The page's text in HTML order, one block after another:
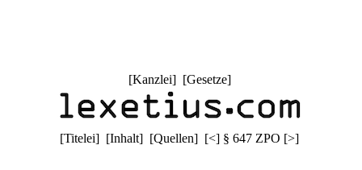
[Kanzlei] [Gesetze]
[Titelei] [Inhalt] [Quellen] [<] § 647 ZPO [>]